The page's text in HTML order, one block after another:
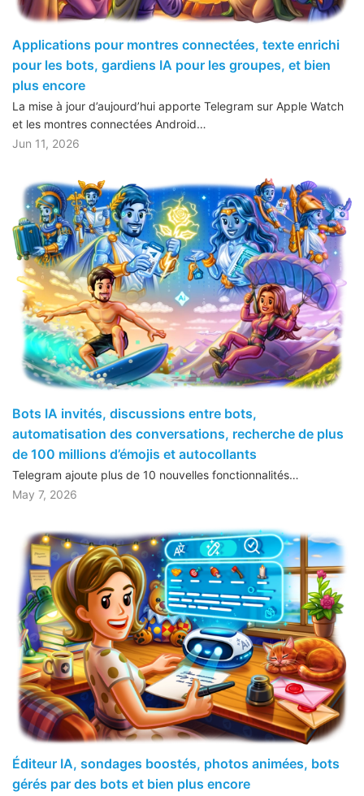
Applications pour montres connectées, texte enrichi
pour les bots, gardiens IA pour les groupes, et bien
plus encore
La mise à jour d’aujourd’hui apporte Telegram sur Apple Watch
et les montres connectées Android…
Jun 11, 2026
Bots IA invités, discussions entre bots,
automatisation des conversations, recherche de plus
de 100 millions d’émojis et autocollants
Telegram ajoute plus de 10 nouvelles fonctionnalités…
May 7, 2026
Éditeur IA, sondages boostés, photos animées, bots
gérés par des bots et bien plus encore